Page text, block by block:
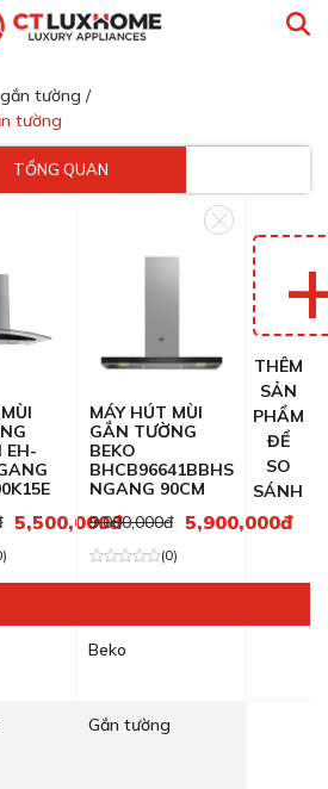
tường /
tường
TỔNG QUAN
EH-
5,500,000đ
MÁY HÚT MÙI
GẮN TƯỜNG
BEKO
BHCB96641BBHS
NGANG 90CM
9,000,000đ 5,900,000đ
(0)
THÊM
SẢN
PHẨM
ĐỂ
SO
SÁNH
Beko
Gắn tường